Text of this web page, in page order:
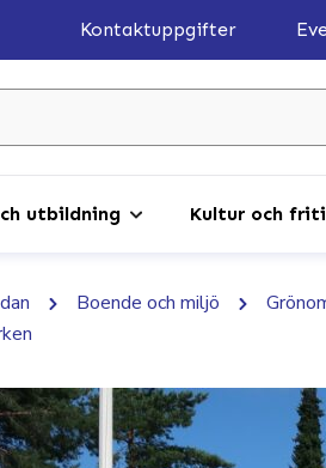
Kontaktuppgifter
utbildning Kultur och
Boende och miljö